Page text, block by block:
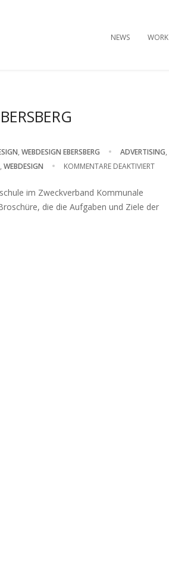
NEWS WORK
, WEBDESIGN EBERSBERG ADVERTISING,
, WEBDESIGN KOMMENTARE DEAKTIVIERTFÜR
IM
im Zweckverband Kommunale
die die Aufgaben und Ziele der